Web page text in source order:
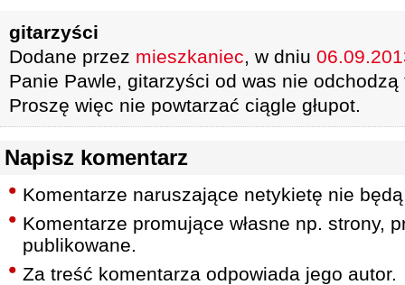
gitarzyści
Dodane przez mieszkaniec, w dniu
Panie Pawle, gitarzyści od was nie
Proszę więc nie powtarzać ciągle głupot.
Napisz komentarz
Komentarze naruszające netykietę nie
Komentarze promujące własne np. strony,
publikowane.
Za treść komentarza odpowiada jego autor.